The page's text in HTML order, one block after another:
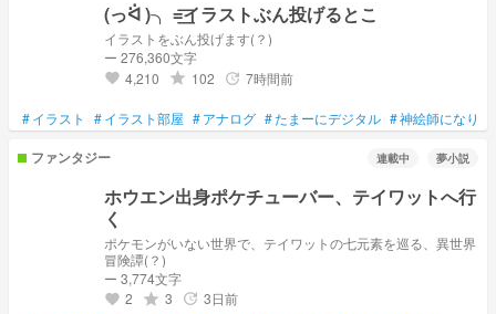
(っᐛ )╮ =͟͟͞͞イラストぶん投げるとこ
イラストをぶん投げます(？)
ー 276,360文字
favorite 4,210 grade 102 update 7時間前
#イラスト #イラスト部屋 #アナログ #たまーにデジタル #神絵師になり
ファンタジー 連載中 夢小説
ホウエン出身ポケチューバー、テイワットへ行
く
ポケモンがいない世界で、テイワットの七元素を巡る、異世界
冒険譚(？)
ー 3,774文字
favorite 2 grade 3 update 3日前